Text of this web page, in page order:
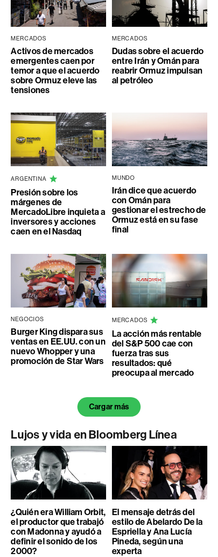
MERCADOS
Activos de mercados
emergentes caen por
temor a que el acuerdo
sobre Ormuz eleve las
tensiones
MERCADOS
Dudas sobre el acuerdo
entre Irán y Omán para
reabrir Ormuz impulsan
al petróleo
ARGENTINA
Presión sobre los
márgenes de
MercadoLibre inquieta a
inversores y acciones
caen en el Nasdaq
MUNDO
Irán dice que acuerdo
con Omán para
gestionar el estrecho de
Ormuz está en su fase
final
NEGOCIOS
Burger King dispara sus
ventas en EE.UU. con un
nuevo Whopper y una
promoción de Star Wars
MERCADOS
La acción más rentable
del S&P 500 cae con
fuerza tras sus
resultados: qué
preocupa al mercado
Cargar más
Lujos y vida en Bloomberg Línea
¿Quién era William Orbit,
el productor que trabajó
con Madonna y ayudó a
definir el sonido de los
2000?
El mensaje detrás del
estilo de Abelardo De la
Espriella y Ana Lucía
Pineda, según una
experta